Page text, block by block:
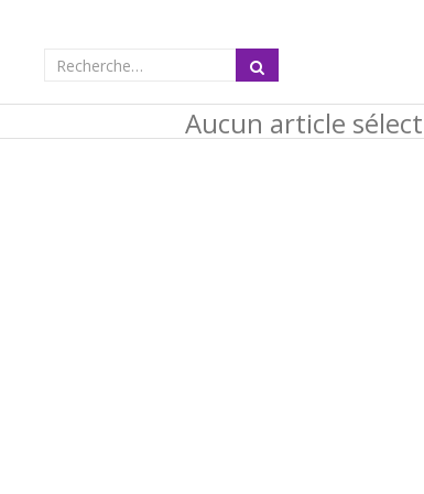
Aucun article